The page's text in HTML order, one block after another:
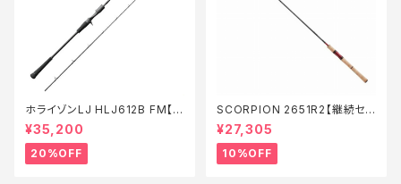
ホライゾンLJ HLJ612B FM【特
価ロッド】【20】
¥35,200
20%OFF
SCORPION 2651R2【継続セ
ール_ロッド】【10】
¥27,305
10%OFF